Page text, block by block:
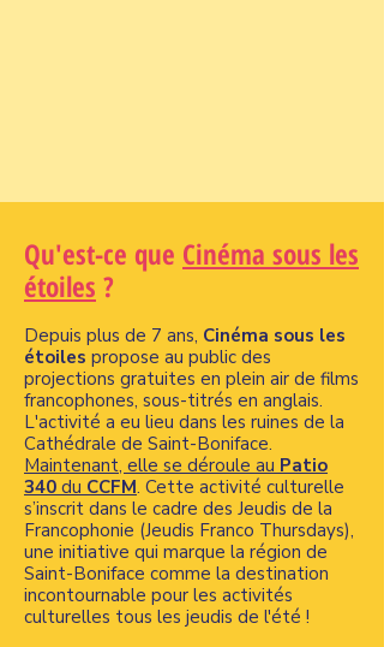
Qu'est-ce que Cinéma sous les
étoiles ?
Depuis plus de 7 ans, Cinéma sous les
étoiles propose au public des
projections gratuites en plein air de films
francophones, sous-titrés en anglais.
L'activité a eu lieu dans les ruines de la
Cathédrale de Saint-Boniface.
Maintenant, elle se déroule au Patio
340 du CCFM. Cette activité culturelle
s’inscrit dans le cadre des Jeudis de la
Francophonie (Jeudis Franco Thursdays),
une initiative qui marque la région de
Saint-Boniface comme la destination
incontournable pour les activités
culturelles tous les jeudis de l'été !